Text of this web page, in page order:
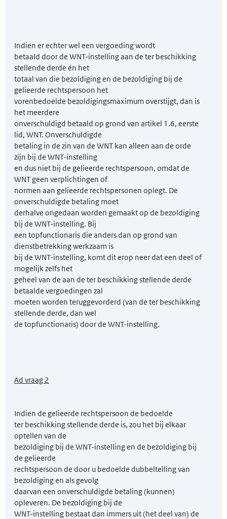
Indien er echter wel een vergoeding wordt
betaald door de WNT-instelling aan de ter beschikking
stellende derde én het
totaal van die bezoldiging en de bezoldiging bij de
gelieerde rechtspersoon het
vorenbedoelde bezoldigingsmaximum overstijgt, dan is
het meerdere
onverschuldigd betaald op grond van artikel 1.6, eerste
lid, WNT. Onverschuldigde
betaling in de zin van de WNT kan alleen aan de orde
zijn bij de WNT-instelling
en dus niet bij de gelieerde rechtspersoon, omdat de
WNT geen verplichtingen of
normen aan gelieerde rechtspersonen oplegt. De
onverschuldigde betaling moet
derhalve ongedaan worden gemaakt op de bezoldiging
bij de WNT-instelling. Bij
een topfunctionaris die anders dan op grond van
dienstbetrekking werkzaam is
bij de WNT-instelling, komt dit erop neer dat een deel of
mogelijk zelfs het
geheel van de aan de ter beschikking stellende derde
betaalde vergoedingen zal
moeten worden teruggevorderd (van de ter beschikking
stellende derde, dan wel
de topfunctionaris) door de WNT-instelling.
Ad vraag 2
Indien de gelieerde rechtspersoon de bedoelde
ter beschikking stellende derde is, zou het bij elkaar
optellen van de
bezoldiging bij de WNT-instelling en de bezoldiging bij
de gelieerde
rechtspersoon de door u bedoelde dubbeltelling van
bezoldiging en als gevolg
daarvan een onverschuldigde betaling (kunnen)
opleveren. De bezoldiging bij de
WNT-instelling bestaat dan immers uit (het deel van) de